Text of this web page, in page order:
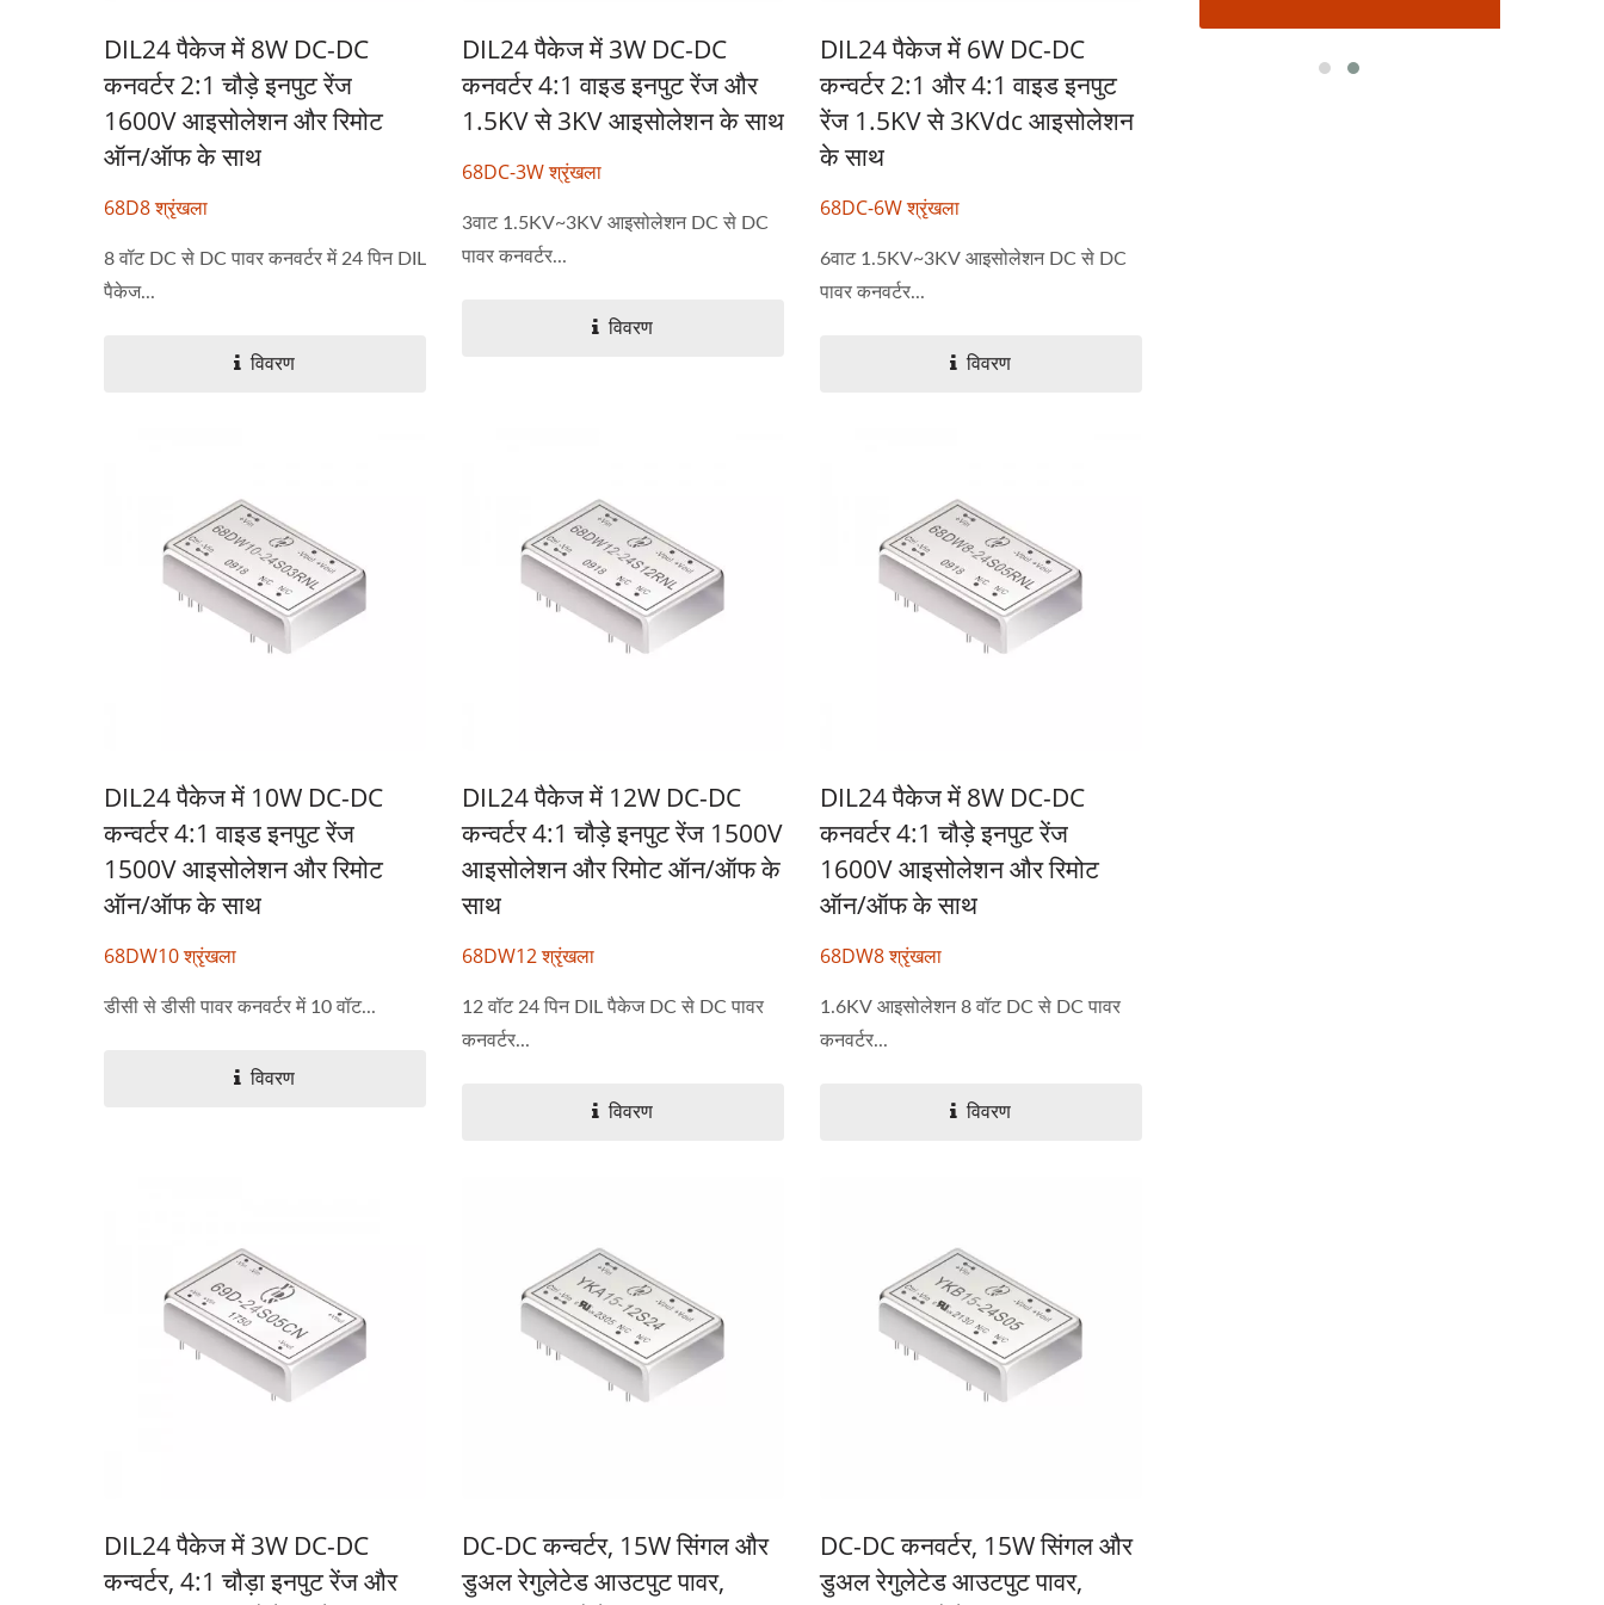
DIL24 पैकेज में 8W DC-DC
कनवर्टर 2:1 चौड़े इनपुट रेंज
1600V आइसोलेशन और रिमोट
ऑन/ऑफ के साथ
68D8 श्रृंखला
8 वॉट DC से DC पावर कनवर्टर में 24 पिन DIL
पैकेज...
विवरण
DIL24 पैकेज में 3W DC-DC
कनवर्टर 4:1 वाइड इनपुट रेंज और
1.5KV से 3KV आइसोलेशन के साथ
68DC-3W श्रृंखला
3वाट 1.5KV~3KV आइसोलेशन DC से DC
पावर कनवर्टर...
विवरण
DIL24 पैकेज में 6W DC-DC
कन्वर्टर 2:1 और 4:1 वाइड इनपुट
रेंज 1.5KV से 3KVdc आइसोलेशन
के साथ
68DC-6W श्रृंखला
6वाट 1.5KV~3KV आइसोलेशन DC से DC
पावर कनवर्टर...
विवरण
DIL24 पैकेज में 10W DC-DC
कन्वर्टर 4:1 वाइड इनपुट रेंज
1500V आइसोलेशन और रिमोट
ऑन/ऑफ के साथ
68DW10 श्रृंखला
डीसी से डीसी पावर कनवर्टर में 10 वॉट...
विवरण
DIL24 पैकेज में 12W DC-DC
कन्वर्टर 4:1 चौड़े इनपुट रेंज 1500V
आइसोलेशन और रिमोट ऑन/ऑफ के
साथ
68DW12 श्रृंखला
12 वॉट 24 पिन DIL पैकेज DC से DC पावर
कनवर्टर...
विवरण
DIL24 पैकेज में 8W DC-DC
कनवर्टर 4:1 चौड़े इनपुट रेंज
1600V आइसोलेशन और रिमोट
ऑन/ऑफ के साथ
68DW8 श्रृंखला
1.6KV आइसोलेशन 8 वॉट DC से DC पावर
कनवर्टर...
विवरण
DIL24 पैकेज में 3W DC-DC
कन्वर्टर, 4:1 चौड़ा इनपुट रेंज और
DC-DC कन्वर्टर, 15W सिंगल और
डुअल रेगुलेटेड आउटपुट पावर,
DC-DC कनवर्टर, 15W सिंगल और
डुअल रेगुलेटेड आउटपुट पावर,